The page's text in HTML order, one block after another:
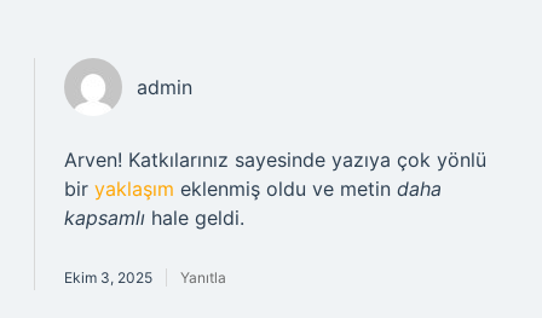
admin
Arven! Katkılarınız sayesinde yazıya çok yönlü
bir yaklaşım eklenmiş oldu ve metin daha
kapsamlı hale geldi.
Ekim 3, 2025 Yanıtla